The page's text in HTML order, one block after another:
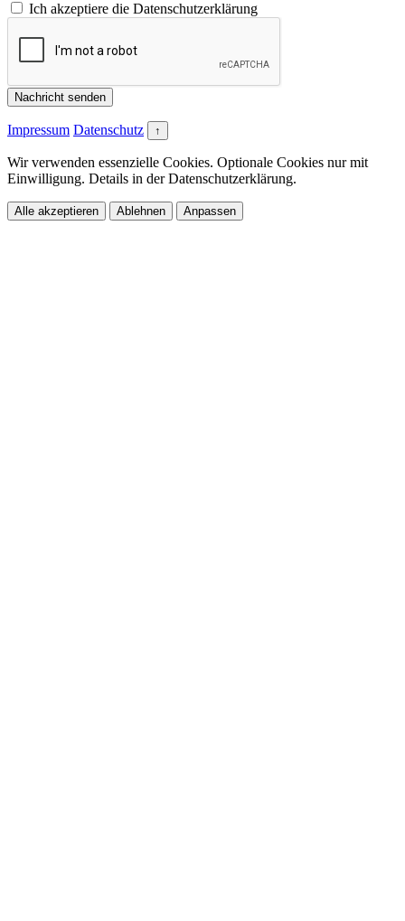
Ich akzeptiere die Datenschutzerklärung
Nachricht senden
Impressum Datenschutz ↑
Wir verwenden essenzielle Cookies. Optionale Cookies nur mit
Einwilligung. Details in der Datenschutzerklärung.
Alle akzeptieren Ablehnen Anpassen